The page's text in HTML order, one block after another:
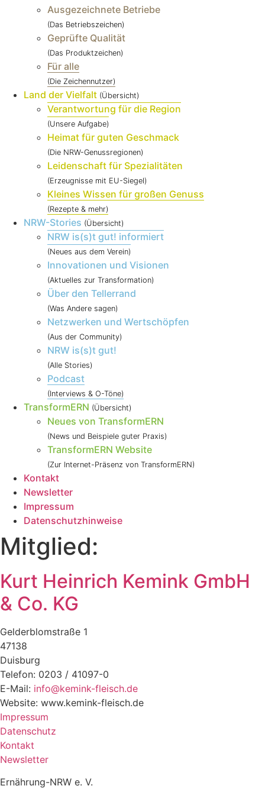
Ausgezeichnete Betriebe
(Das Betriebszeichen)
Geprüfte Qualität
(Das Produktzeichen)
Für alle
(Die Zeichennutzer)
Land der Vielfalt (Übersicht)
Verantwortung für die Region
(Unsere Aufgabe)
Heimat für guten Geschmack
(Die NRW-Genussregionen)
Leidenschaft für Spezialitäten
(Erzeugnisse mit EU-Siegel)
Kleines Wissen für großen Genuss
(Rezepte & mehr)
NRW-Stories (Übersicht)
NRW is(s)t gut! informiert
(Neues aus dem Verein)
Innovationen und Visionen
(Aktuelles zur Transformation)
Über den Tellerrand
(Was Andere sagen)
Netzwerken und Wertschöpfen
(Aus der Community)
NRW is(s)t gut!
(Alle Stories)
Podcast
(Interviews & O-Töne)
TransformERN (Übersicht)
Neues von TransformERN
(News und Beispiele guter Praxis)
TransformERN Website
(Zur Internet-Präsenz von TransformERN)
Kontakt
Newsletter
Impressum
Datenschutzhinweise
Mitglied:
Kurt Heinrich Kemink GmbH
& Co. KG
Gelderblomstraße 1
47138
Duisburg
Telefon: 0203 / 41097-0
E-Mail: info@kemink-fleisch.de
Website: www.kemink-fleisch.de
Impressum
Datenschutz
Kontakt
Newsletter
Ernährung-NRW e. V.